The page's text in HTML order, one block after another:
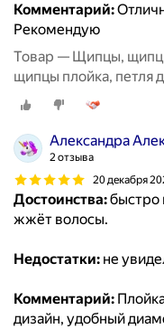
Комментарий:
Рекомендую
Товар — Щипцы,
щипцы плойка, петля
работы,
Александра
2 отзыва
20 декабря
Достоинства:быстро
жжёт волосы.
Недостатки: не
Комментарий:
дизайн, удобный